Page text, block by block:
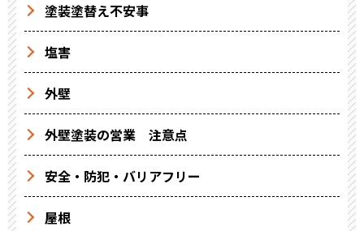
塗装塗替え不安事
塩害
外壁
外壁塗装の営業 注意点
安全・防犯・バリアフリー
屋根